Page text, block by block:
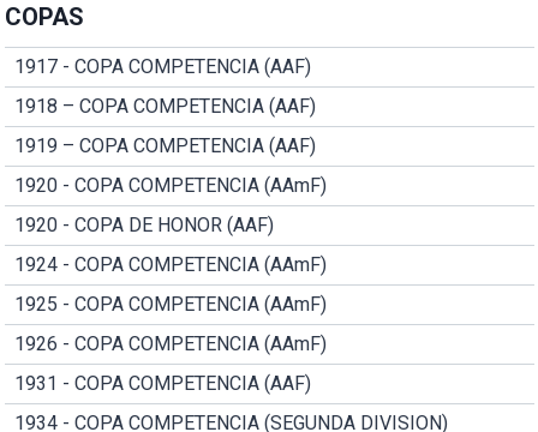
COPAS
1917 - COPA COMPETENCIA (AAF)
1918 – COPA COMPETENCIA (AAF)
1919 – COPA COMPETENCIA (AAF)
1920 - COPA COMPETENCIA (AAmF)
1920 - COPA DE HONOR (AAF)
1924 - COPA COMPETENCIA (AAmF)
1925 - COPA COMPETENCIA (AAmF)
1926 - COPA COMPETENCIA (AAmF)
1931 - COPA COMPETENCIA (AAF)
1934 - COPA COMPETENCIA (SEGUNDA DIVISION)